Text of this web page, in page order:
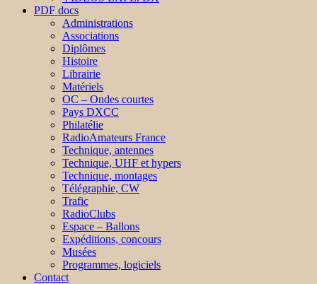
PDF docs
Administrations
Associations
Diplômes
Histoire
Librairie
Matériels
OC – Ondes courtes
Pays DXCC
Philatélie
RadioAmateurs France
Technique, antennes
Technique, UHF et hypers
Technique, montages
Télégraphie, CW
Trafic
RadioClubs
Espace – Ballons
Expéditions, concours
Musées
Programmes, logiciels
Contact